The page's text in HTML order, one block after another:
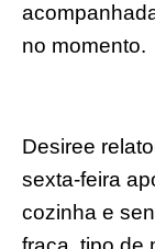
no momento.
Desiree
sexta-feira
cozinha e